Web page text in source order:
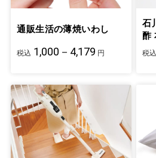
通販生活の薄焼いわし
税込 1,000－4,179 円
石
酢
税込